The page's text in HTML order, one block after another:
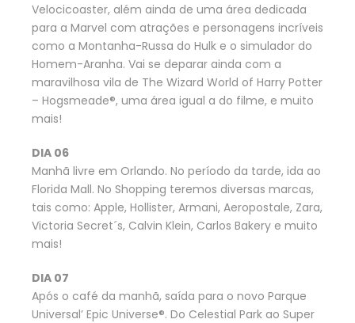
Velocicoaster, além ainda de uma área dedicada
para a Marvel com atrações e personagens incríveis
como a Montanha-Russa do Hulk e o simulador do
Homem-Aranha. Vai se deparar ainda com a
maravilhosa vila de The Wizard World of Harry Potter
– Hogsmeade®, uma área igual a do filme, e muito
mais!
DIA 06
Manhã livre em Orlando. No período da tarde, ida ao
Florida Mall. No Shopping teremos diversas marcas,
tais como: Apple, Hollister, Armani, Aeropostale, Zara,
Victoria Secret´s, Calvin Klein, Carlos Bakery e muito
mais!
DIA 07
Após o café da manhã, saída para o novo Parque
Universal’ Epic Universe®. Do Celestial Park ao Super